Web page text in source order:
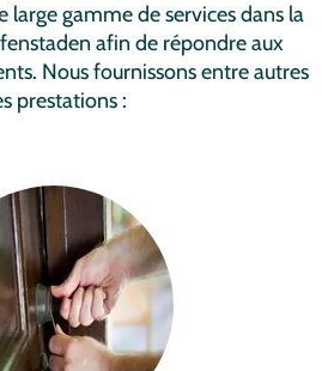
large gamme de services dans la
afin de répondre aux
Nous fournissons entre autres
prestations :